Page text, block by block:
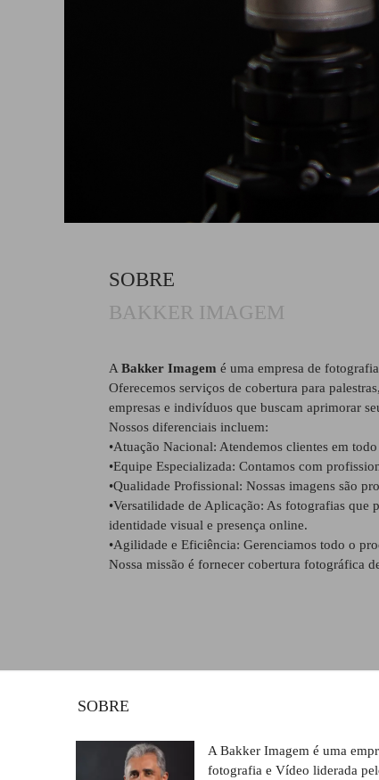
SOBRE
BAKKER IMAGEM
A Bakker Imagem é uma empresa de
Oferecemos serviços de cobertura para
empresas e indivíduos que buscam aprimorar
Nossos diferenciais incluem:
•Atuação Nacional: Atendemos clientes em
•Equipe Especializada: Contamos com
•Qualidade Profissional: Nossas imagens são
•Versatilidade de Aplicação: As fotografias que
identidade visual e presença online.
•Agilidade e Eficiência: Gerenciamos todo o
Nossa missão é fornecer cobertura fotográfica
SOBRE
A Bakker Imagem é uma
fotografia e Vídeo liderada